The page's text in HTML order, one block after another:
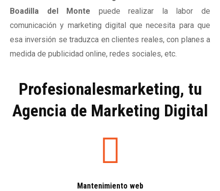
Boadilla del Monte puede realizar la labor de
comunicación y marketing digital que necesita para que
esa inversión se traduzca en clientes reales, con planes a
medida de publicidad online, redes sociales, etc.
Profesionalesmarketing, tu
Agencia de Marketing Digital
Mantenimiento web